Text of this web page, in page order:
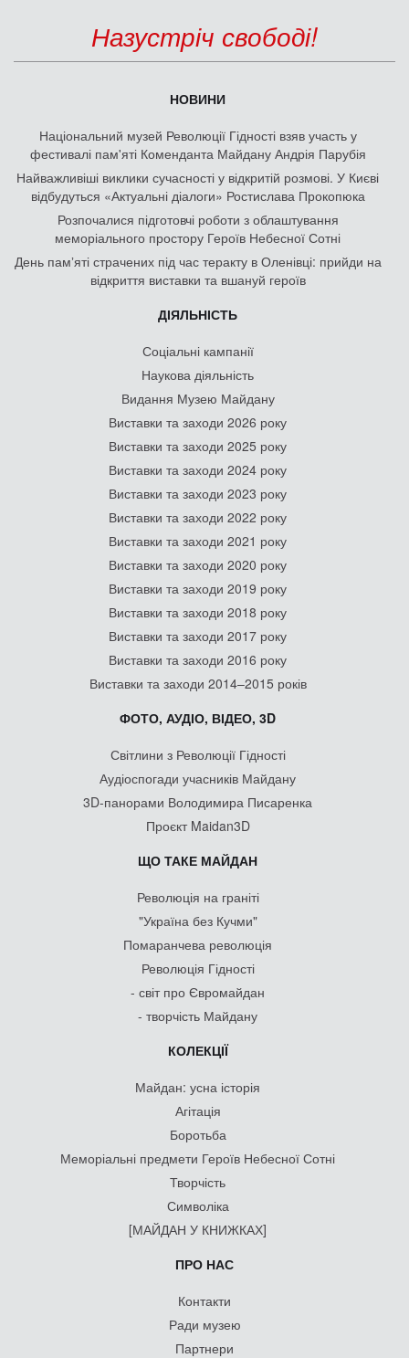
Назустріч свободі!
НОВИНИ
Національний музей Революції Гідності взяв участь у
фестивалі пам'яті Коменданта Майдану Андрія Парубія
Найважливіші виклики сучасності у відкритій розмові. У Києві
відбудуться «Актуальні діалоги» Ростислава Прокопюка
Розпочалися підготовчі роботи з облаштування
меморіального простору Героїв Небесної Сотні
День памʼяті страчених під час теракту в Оленівці: прийди на
відкриття виставки та вшануй героїв
ДІЯЛЬНІСТЬ
Соціальні кампанії
Наукова діяльність
Видання Музею Майдану
Виставки та заходи 2026 року
Виставки та заходи 2025 року
Виставки та заходи 2024 року
Виставки та заходи 2023 року
Виставки та заходи 2022 року
Виставки та заходи 2021 року
Виставки та заходи 2020 року
Виставки та заходи 2019 року
Виставки та заходи 2018 року
Виставки та заходи 2017 року
Виставки та заходи 2016 року
Виставки та заходи 2014–2015 років
ФОТО, АУДІО, ВІДЕО, 3D
Світлини з Революції Гідності
Аудіоспогади учасників Майдану
3D-панорами Володимира Писаренка
Проєкт Maidan3D
ЩО ТАКЕ МАЙДАН
Революція на граніті
"Україна без Кучми"
Помаранчева революція
Революція Гідності
- світ про Євромайдан
- творчість Майдану
КОЛЕКЦІЇ
Майдан: усна історія
Агітація
Боротьба
Меморіальні предмети Героїв Небесної Сотні
Творчість
Символіка
[МАЙДАН У КНИЖКАХ]
ПРО НАС
Контакти
Ради музею
Партнери